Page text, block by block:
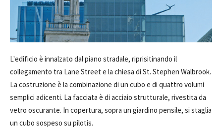
L'edificio è innalzato dal piano stradale, riprisitinando il
collegamento tra Lane Street e la chiesa di St. Stephen Walbrook.
La costruzione è la combinazione di un cubo e di quattro volumi
semplici adicenti. La facciata è di acciaio strutturale, rivestita da
vetro oscurante. In copertura, sopra un giardino pensile, si staglia
un cubo sospeso su pilotis.